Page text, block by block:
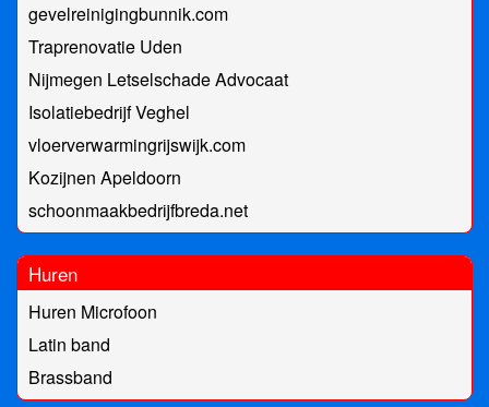
gevelreinigingbunnik.com
Traprenovatie Uden
Nijmegen Letselschade Advocaat
Isolatiebedrijf Veghel
vloerverwarmingrijswijk.com
Kozijnen Apeldoorn
schoonmaakbedrijfbreda.net
Huren
Huren Microfoon
Latin band
Brassband